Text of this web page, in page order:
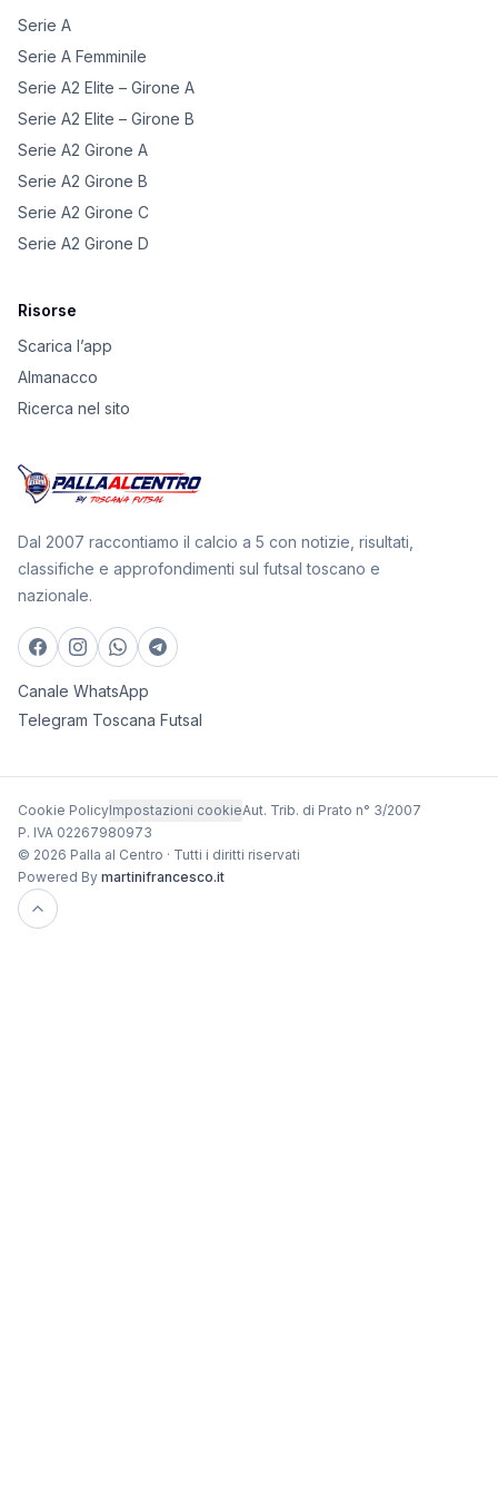
Serie A
Serie A Femminile
Serie A2 Elite – Girone A
Serie A2 Elite – Girone B
Serie A2 Girone A
Serie A2 Girone B
Serie A2 Girone C
Serie A2 Girone D
Risorse
Scarica l’app
Almanacco
Ricerca nel sito
Dal 2007 raccontiamo il calcio a 5 con notizie, risultati,
classifiche e approfondimenti sul futsal toscano e
nazionale.
Canale WhatsApp
Telegram Toscana Futsal
Cookie PolicyImpostazioni cookieAut. Trib. di Prato n° 3/2007
P. IVA 02267980973
© 2026 Palla al Centro · Tutti i diritti riservati
Powered By martinifrancesco.it